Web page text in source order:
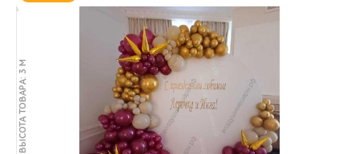
ВЫСОТА ТОВАРА: 3 М